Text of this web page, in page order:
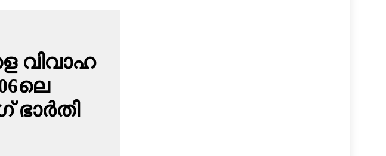
വിവാഹ